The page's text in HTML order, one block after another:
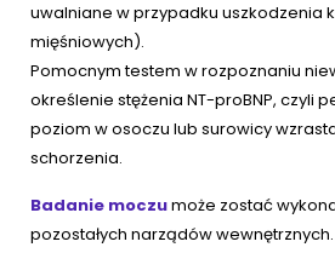
uwalniane w przypadku uszkodzenia
mięśniowych).
Pomocnym testem w rozpoznaniu
określenie stężenia NT-proBNP, czyli
poziom w osoczu lub surowicy
schorzenia.
Badanie moczumoże zostać
pozostałych narządów wewnętrznych.